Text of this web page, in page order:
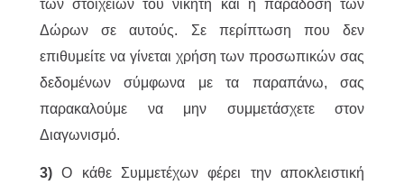
των στοιχείων του νικητή και η παράδοση των
Δώρων σε αυτούς. Σε περίπτωση που δεν
επιθυμείτε να γίνεται χρήση των προσωπικών σας
δεδομένων σύμφωνα με τα παραπάνω, σας
παρακαλούμε να μην συμμετάσχετε στον
Διαγωνισμό.
3) Ο κάθε Συμμετέχων φέρει την αποκλειστική